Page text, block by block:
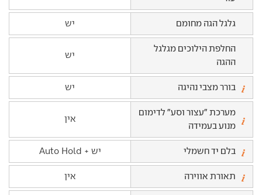
גלגל הגה מחומם יש
החלפת הילוכים מגלגל
ההגה
יש
בורר מצבי נהיגה יש
מערכת "עצור וסע" לדימום
מנוע בעמידה
אין
בלם יד חשמלי יש + Auto Hold
תאורת אווירה אין